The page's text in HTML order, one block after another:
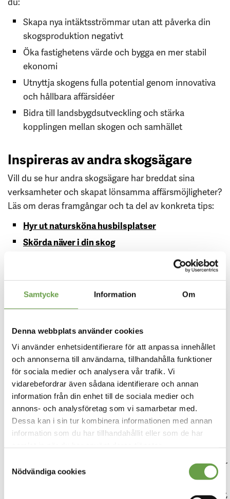
Samtycke Information Om
Denna webbplats använder cookies
Vi använder enhetsidentifierare för att anpassa innehållet
och annonserna till användarna, tillhandahålla funktioner
för sociala medier och analysera vår trafik. Vi
vidarebefordrar även sådana identifierare och annan
information från din enhet till de sociala medier och
annons- och analysföretag som vi samarbetar med.
Dessa kan i sin tur kombinera informationen med annan
information som du har tillhandahållit eller som de har
Nödvändiga cookies
Skapa nya intäktsströmmar utan att påverka din
skogsproduktion negativt
Öka fastighetens värde och bygga en mer stabil
ekonomi
Utnyttja skogens fulla potential genom innovativa
och hållbara affärsidéer
Bidra till landsbygdsutveckling och stärka
kopplingen mellan skogen och samhället
Inspireras av andra skogsägare
Vill du se hur andra skogsägare har breddat sina
verksamheter och skapat lönsamma affärsmöjligheter?
Läs om deras framgångar och ta del av konkreta tips:
Hyr ut natursköna husbilsplatser
Skörda näver i din skog
Inspirationsbanken – idéer för nya
inkomstkällor
Här hittar du exempel på affärsmöjligheter som kan
bredda och stärka din verksamhet:
Småskalig träförädling –Skapa och sälja lokalt
producerade träprodukter, exempelvis snickerier,
möbler eller vedförsäljning.
Naturturism och rekreation –Erbjud unika
boendemöjligheter, guidade skogsvandringar eller
skogsbad för besökare som söker avkoppling i
naturen.
Arrendera ut jaktmarker
eller fiskemöjligheter som en extra inkomstkälla.
Skörda och sälja svamp, bär,